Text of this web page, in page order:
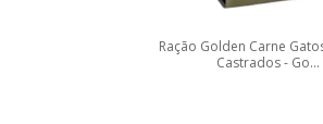
Ração Golden Carne
Castrados - Go...